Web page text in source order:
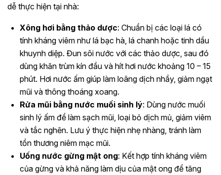
dễ thực hiện tại nhà:
Xông hơi bằng thảo dược: Chuẩn bị các loại lá có
tính kháng viêm như lá bạc hà, lá chanh hoặc tinh dầu
khuynh diệp. Đun sôi nước với các thảo dược, sau đó
dùng khăn trùm kín đầu và hít hơi nước khoảng 10 – 15
phút. Hơi nước ấm giúp làm loãng dịch nhầy, giảm ngạt
mũi và thông thoáng xoang.
Rửa mũi bằng nước muối sinh lý: Dùng nước muối
sinh lý ấm để làm sạch mũi, loại bỏ dịch mủ, giảm viêm
và tắc nghẽn. Lưu ý thực hiện nhẹ nhàng, tránh làm
tổn thương niêm mạc mũi.
Uống nước gừng mật ong: Kết hợp tính kháng viêm
của gừng và khả năng làm dịu của mật ong để tăng